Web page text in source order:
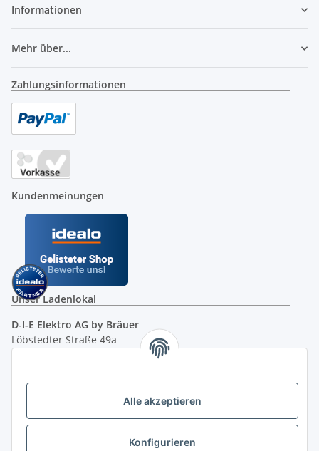
Alle akzeptieren
Konfigurieren
Informationen
Mehr über...
Zahlungsinformationen
Kundenmeinungen
Unser Ladenlokal
D-I-E Elektro AG by Bräuer
Löbstedter Straße 49a
( siehe Google-Maps )
Öffnungszeiten:
10.00 - 18.00 Uhr
Ladenpreis versus Internetpreis